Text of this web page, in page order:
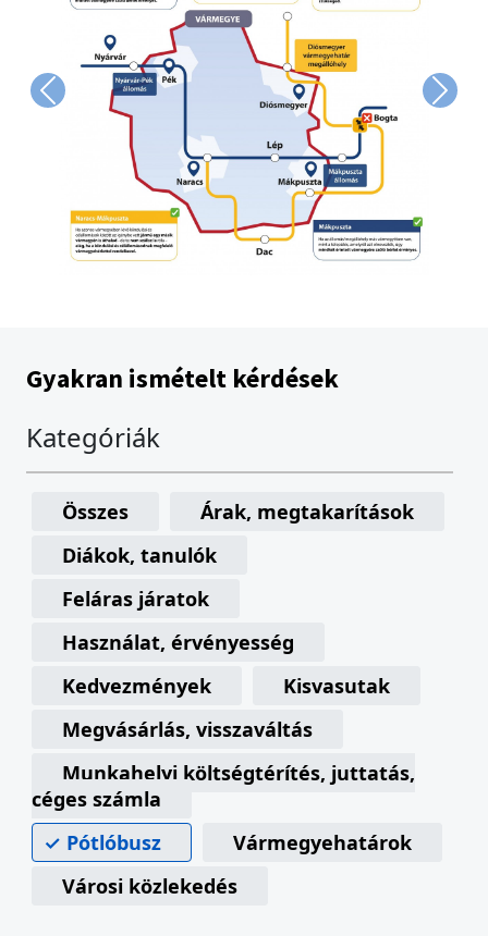
Previous Next
Gyakran ismételt kérdések
Kategóriák
Összes
Árak, megtakarítások
Diákok, tanulók
Feláras járatok
Használat, érvényesség
Kedvezmények
Kisvasutak
Megvásárlás, visszaváltás
Munkahelyi költségtérítés, juttatás,
céges számla
Pótlóbusz
Vármegyehatárok
Városi közlekedés